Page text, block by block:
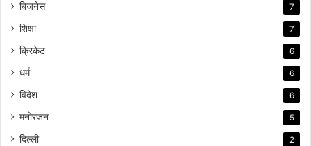
बिजनेस 7
शिक्षा 7
क्रिकेट 6
धर्म 6
विदेश 6
मनोरंजन 5
दिल्ली 2